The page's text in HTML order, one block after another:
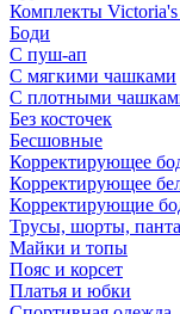
Комплекты Victoria's
Боди
С пуш-ап
С мягкими чашками
С плотными
Без косточек
Бесшовные
Корректирующее
Корректирующее
Корректирующие
Трусы, шорты,
Майки и топы
Пояс и корсет
Платья и юбки